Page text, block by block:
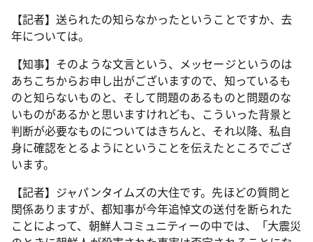
【記者】送られたの知らなかったということですか、去
年については。
【知事】そのような文言という、メッセージというのは
あちこちからお申し出がございますので、知っているも
のと知らないものと、そして問題のあるものと問題のな
いものがあるかと思いますけれども、こういった背景と
判断が必要なものについてはきちんと、それ以降、私自
身に確認をとるようにということを伝えたところでござ
います。
【記者】ジャパンタイムズの大住です。先ほどの質問と
関係ありますが、都知事が今年追悼文の送付を断られた
ことによって、朝鮮人コミュニティーの中では、「大震災